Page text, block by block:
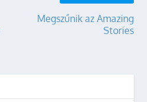
Megszűnik az Amazing
Stories